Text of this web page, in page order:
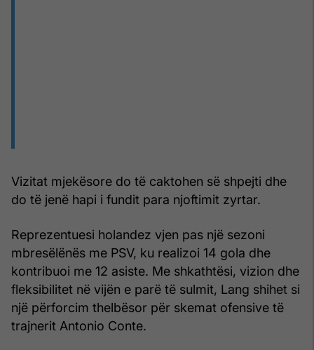
Vizitat mjekësore do të caktohen së shpejti dhe
do të jenë hapi i fundit para njoftimit zyrtar.
Reprezentuesi holandez vjen pas një sezoni
mbresëlënës me PSV, ku realizoi 14 gola dhe
kontribuoi me 12 asiste. Me shkathtësi, vizion dhe
fleksibilitet në vijën e parë të sulmit, Lang shihet si
një përforcim thelbësor për skemat ofensive të
trajnerit Antonio Conte.